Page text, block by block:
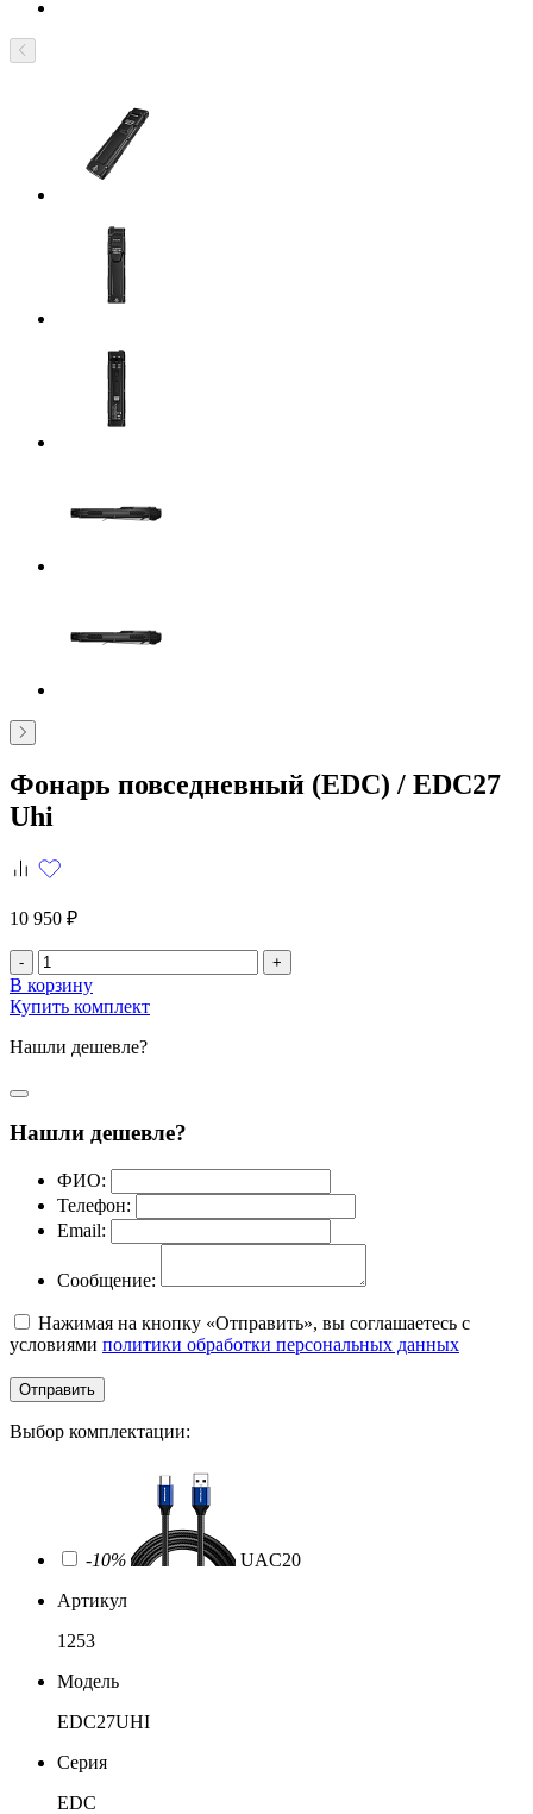
Фонарь повседневный (EDC) / EDC27
Uhi
10 950 ₽
- +
В корзину
Купить комплект
Нашли дешевле?
Нашли дешевле?
ФИО:
Телефон:
Email:
Сообщение:
Нажимая на кнопку «Отправить», вы соглашаетесь с
условиями политики обработки персональных данных
Отправить
Выбор комплектации:
-10%
UAC20
Артикул
1253
Модель
EDC27UHI
Серия
EDC